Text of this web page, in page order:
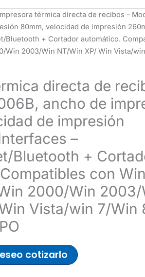
térmica directa de recibos –
80mm, velocidad de impresión
Bluetooth + Cortador automático.
Win 2003/Win NT/Win XP/ Win Vista/
directa de
ancho de
de impresión
–
Bluetooth +
con Win
2000/Win 2003/
Vista/win 7/Win
cotizarlo